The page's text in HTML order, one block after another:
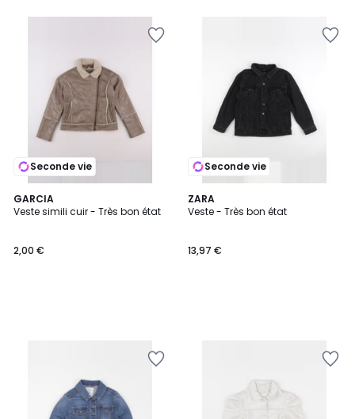
Seconde vie
GARCIA
Veste simili cuir - Très bon état
2,00 €
Seconde vie
ZARA
Veste - Très bon état
13,97 €